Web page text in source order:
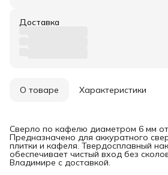
Доставка
О товаре Характеристики
Сверло по кафелю диаметром 6 мм
Предназначено для аккуратного
плитки и кафеля. Твердосплавный
обеспечивает чистый вход без
Владимире с доставкой.